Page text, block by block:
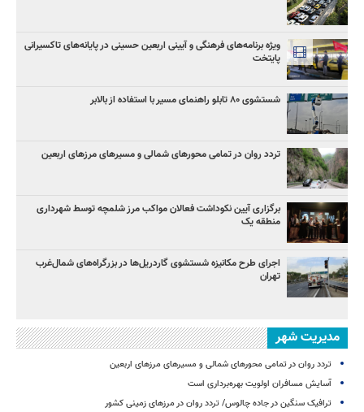
ویژه برنامه‌های فرهنگی و آیینی اربعین حسینی در پایانه‌های تاکسیرانی
پایتخت
شستشوی ۸۰ تابلو راهنمای مسیر با استفاده از بالابر
تردد روان در تمامی محورهای شمالی و مسیرهای مرزهای اربعین
برگزاری آیین نکوداشت فعالان مواکب مرز شلمچه توسط شهرداری
منطقه یک
اجرای طرح مکانیزه شستشوی گاردریل‌ها در بزرگراه‌های شمال‌غرب
تهران
مدیریت شهر
تردد روان در تمامی محورهای شمالی و مسیرهای مرزهای اربعین
آسایش مسافران اولویت بهره‌برداری است
ترافیک سنگین در جاده چالوس/ تردد روان در مرزهای زمینی کشور